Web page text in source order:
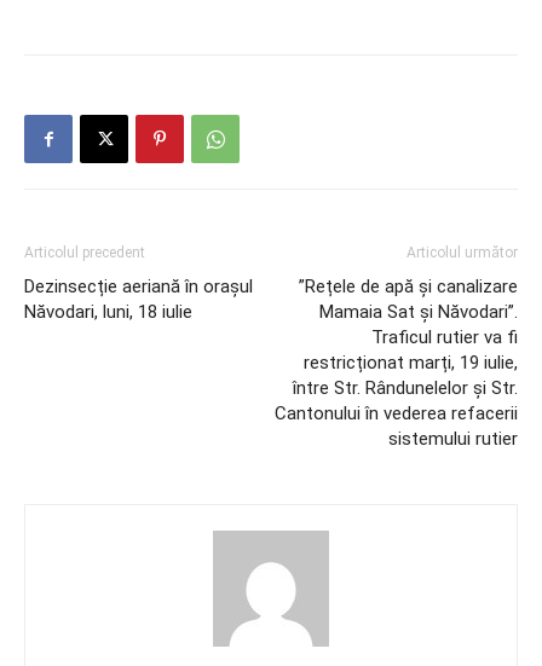
Articolul precedent
Dezinsecție aeriană în orașul
Năvodari, luni, 18 iulie
Articolul următor
”Rețele de apă și canalizare
Mamaia Sat și Năvodari”.
Traficul rutier va fi
restricționat marți, 19 iulie,
între Str. Rândunelelor și Str.
Cantonului în vederea refacerii
sistemului rutier